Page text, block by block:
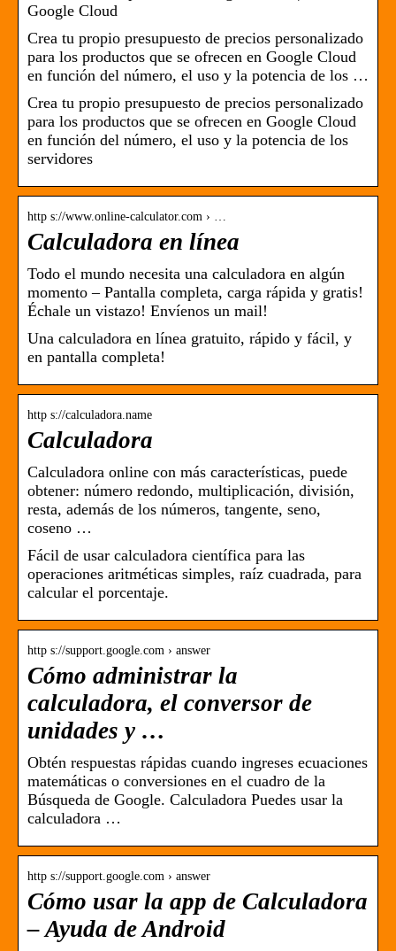
Google Cloud
Crea tu propio presupuesto de precios personalizado
para los productos que se ofrecen en Google Cloud
en función del número, el uso y la potencia de los …
Crea tu propio presupuesto de precios personalizado
para los productos que se ofrecen en Google Cloud
en función del número, el uso y la potencia de los
servidores
http s://www.online-calculator.com › …
Calculadora en línea
Todo el mundo necesita una calculadora en algún
momento – Pantalla completa, carga rápida y gratis!
Échale un vistazo! Envíenos un mail!
Una calculadora en línea gratuito, rápido y fácil, y
en pantalla completa!
http s://calculadora.name
Calculadora
Calculadora online con más características, puede
obtener: número redondo, multiplicación, división,
resta, además de los números, tangente, seno,
coseno …
Fácil de usar calculadora científica para las
operaciones aritméticas simples, raíz cuadrada, para
calcular el porcentaje.
http s://support.google.com › answer
Cómo administrar la
calculadora, el conversor de
unidades y …
Obtén respuestas rápidas cuando ingreses ecuaciones
matemáticas o conversiones en el cuadro de la
Búsqueda de Google. Calculadora Puedes usar la
calculadora …
http s://support.google.com › answer
Cómo usar la app de Calculadora
– Ayuda de Android